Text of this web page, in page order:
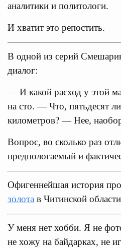
аналитики и политологи.
И хватит это репостить.
В одной из серий
диалог:
— И какой расход у этой
на сто. — Что, пятьдесят
километров? — Нее,
Вопрос, во сколько раз
предпологаемый и
Офигеннейшая история про
золота в Читинской
У меня нет хобби. Я не
не хожу на байдарках, не